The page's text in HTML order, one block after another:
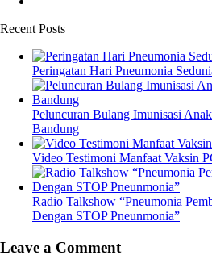
Recent Posts
Peringatan Hari Pneumonia
Peluncuran Bulang Imunisasi
Bandung
Video Testimoni Manfaat Vaksin
Radio Talkshow “Pneumonia
Dengan STOP Pneunmonia”
Leave a Comment